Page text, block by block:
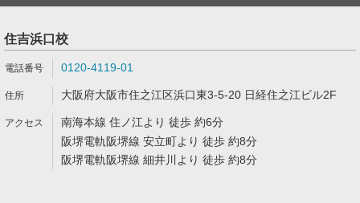
住吉浜口校
0120-4119-01
大阪府大阪市住之江区浜口東3-5-20 日経住之江ビル2F
南海本線 住ノ江より 徒歩 約6分
阪堺電軌阪堺線 安立町より 徒歩 約8分
阪堺電軌阪堺線 細井川より 徒歩 約8分